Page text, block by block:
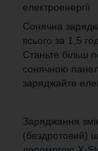
електроенергії
Сонячна
всього за 1,5
Станьте більш
сонячною
заряджайте
Заряджання
(бездротовий)